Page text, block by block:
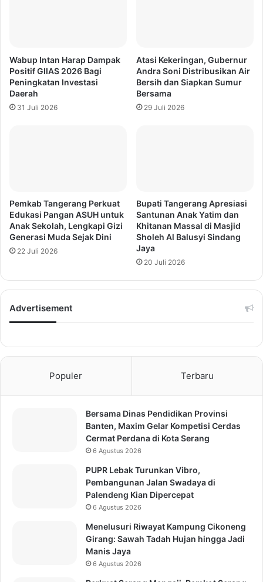
Wabup Intan Harap Dampak
Positif GIIAS 2026 Bagi
Peningkatan Investasi
Daerah
31 Juli 2026
Atasi Kekeringan, Gubernur
Andra Soni Distribusikan Air
Bersih dan Siapkan Sumur
Bersama
29 Juli 2026
Pemkab Tangerang Perkuat
Edukasi Pangan ASUH untuk
Anak Sekolah, Lengkapi Gizi
Generasi Muda Sejak Dini
22 Juli 2026
Bupati Tangerang Apresiasi
Santunan Anak Yatim dan
Khitanan Massal di Masjid
Sholeh Al Balusyi Sindang
Jaya
20 Juli 2026
Advertisement
Populer Terbaru
Bersama Dinas Pendidikan Provinsi
Banten, Maxim Gelar Kompetisi Cerdas
Cermat Perdana di Kota Serang
6 Agustus 2026
PUPR Lebak Turunkan Vibro,
Pembangunan Jalan Swadaya di
Palendeng Kian Dipercepat
6 Agustus 2026
Menelusuri Riwayat Kampung Cikoneng
Girang: Sawah Tadah Hujan hingga Jadi
Manis Jaya
6 Agustus 2026